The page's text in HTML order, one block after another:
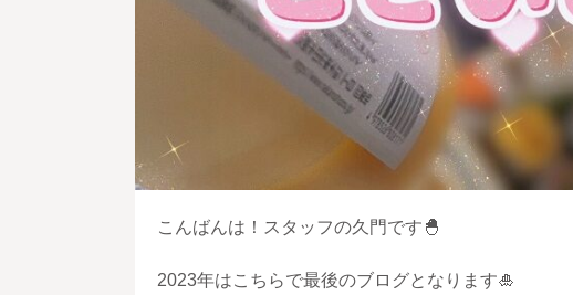
こんばんは！スタッフの久門です🐣
2023年はこちらで最後のブログとなります🎍